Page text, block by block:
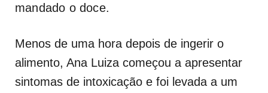
mandado o doce.
Menos de uma hora depois de ingerir o
alimento, Ana Luiza começou a apresentar
sintomas de intoxicação e foi levada a um